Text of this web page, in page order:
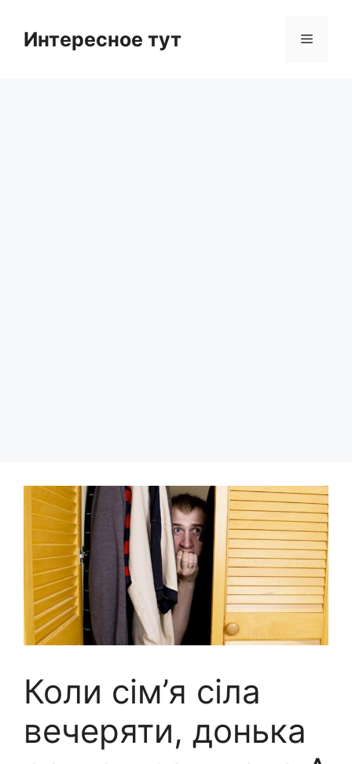
contentИнтересное тут Menu
Коли сім’я сіла
вечеряти, донька